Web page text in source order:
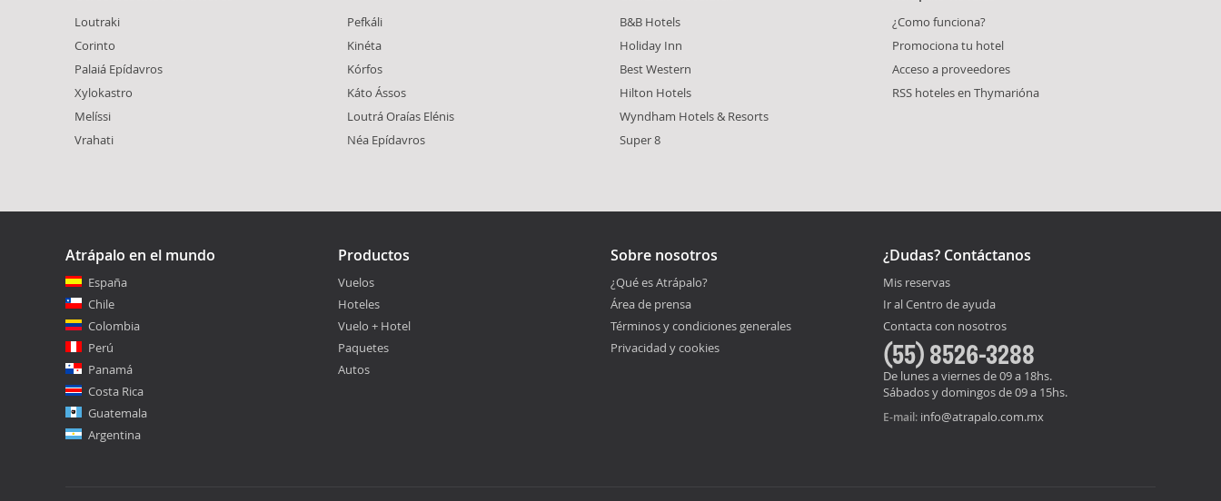
Loutraki
Corinto
Palaiá Epídavros
Xylokastro
Melíssi
Vrahati
Pefkáli
Kinéta
Kórfos
Káto Ássos
Loutrá Oraías Elénis
Néa Epídavros
B&B Hotels
Holiday Inn
Best Western
Hilton Hotels
Wyndham Hotels & Resorts
Super 8
¿Como funciona?
Promociona tu hotel
Acceso a proveedores
RSS hoteles en Thymarióna
Atrápalo en el mundo
España
Chile
Colombia
Perú
Panamá
Costa Rica
Guatemala
Argentina
Productos
Vuelos
Hoteles
Vuelo + Hotel
Paquetes
Autos
Sobre nosotros
¿Qué es Atrápalo?
Área de prensa
Términos y condiciones generales
Privacidad y cookies
¿Dudas? Contáctanos
Mis reservas
Ir al Centro de ayuda
Contacta con nosotros
(55) 8526-3288
De lunes a viernes de 09 a 18hs.
Sábados y domingos de 09 a 15hs.
E-mail: info@atrapalo.com.mx